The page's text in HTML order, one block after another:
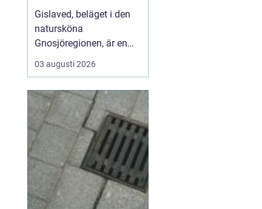
rätt val
Gislaved, beläget i den
natursköna
Gnosjöregionen, är en
charmig kommun i
Jönköpings län känt för
och härliga natur. Med
närheten till Nissan, som
flyter genom kommunen
...
03 augusti 2026